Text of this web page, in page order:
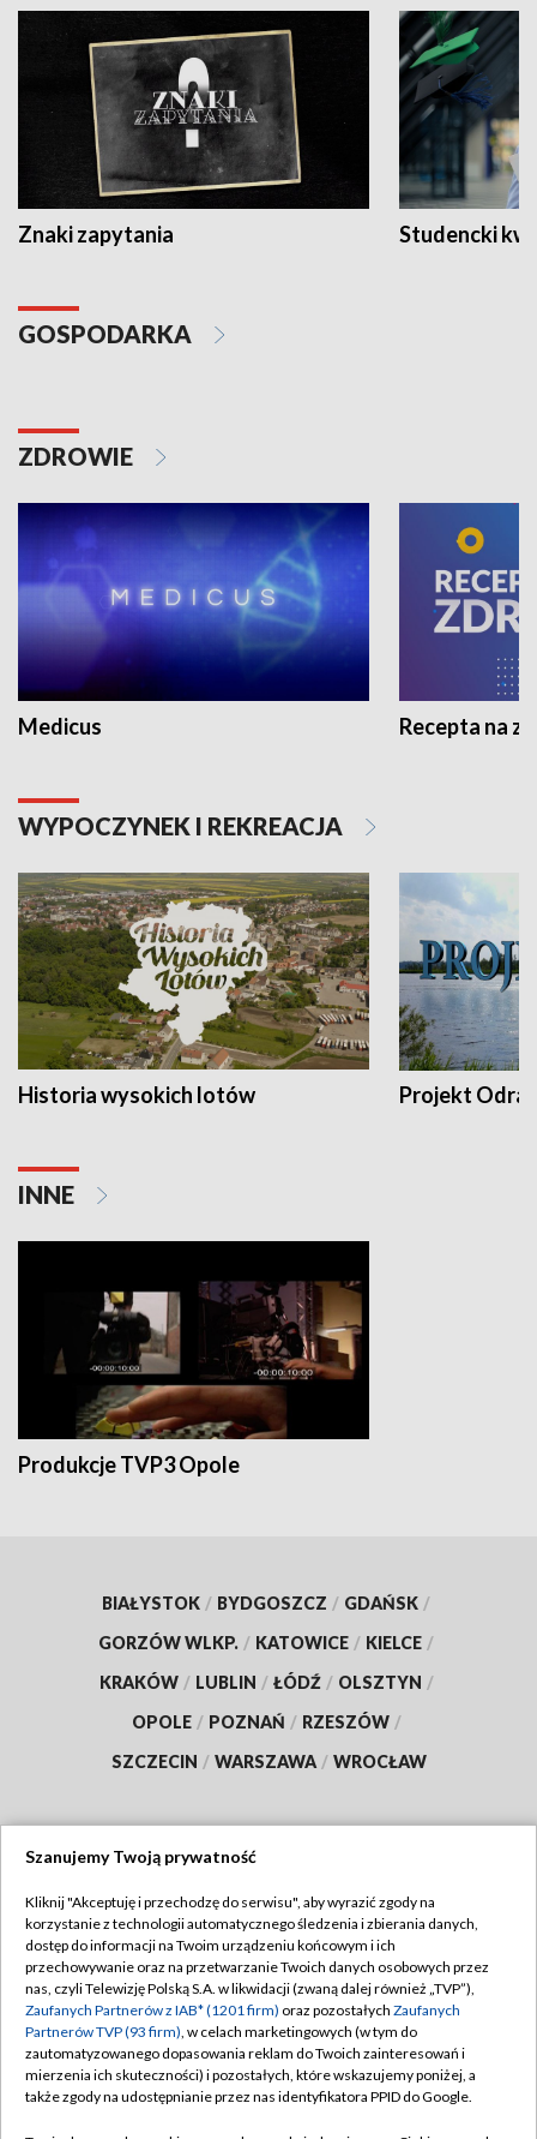
Znaki zapytania Studencki
GOSPODARKA
ZDROWIE
Medicus Recepta na
WYPOCZYNEK I REKREACJA
Historia wysokich lotów Projekt Odra
INNE
Produkcje TVP3 Opole
BIAŁYSTOK / BYDGOSZCZ / GDAŃSK /
GORZÓW WLKP. / KATOWICE / KIELCE /
KRAKÓW / LUBLIN / ŁÓDŹ / OLSZTYN /
OPOLE / POZNAŃ / RZESZÓW /
SZCZECIN / WARSZAWA / WROCŁAW
TVP
Abonament TVP
Emisja w TVP
Centrum informacji TVP
Naziemna Telewizja Cyfrowa
Regulamin TVP
Polityka prywatności
Moje zgody
Pomoc
Szanujemy Twoją prywatność
Kliknij "Akceptuję i przechodzę do serwisu", aby wyrazić zgody na
korzystanie z technologii automatycznego śledzenia i zbierania danych,
dostęp do informacji na Twoim urządzeniu końcowym i ich
przechowywanie oraz na przetwarzanie Twoich danych osobowych przez
nas, czyli Telewizję Polską S.A. w likwidacji (zwaną dalej również „TVP”),
Zaufanych Partnerów z IAB* (1201 firm) oraz pozostałych Zaufanych
Partnerów TVP (93 firm), w celach marketingowych (w tym do
zautomatyzowanego dopasowania reklam do Twoich zainteresowań i
mierzenia ich skuteczności) i pozostałych, które wskazujemy poniżej, a
także zgody na udostępnianie przez nas identyfikatora PPID do Google.